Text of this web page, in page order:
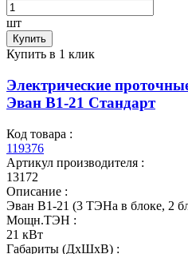
шт
Купить
Купить в 1 клик
Электрические
Эван В1-21 Стандарт
Код товара :
119376
Артикул производителя :
13172
Описание :
Эван В1-21 (3 ТЭНа в блоке, 2
Мощн.ТЭН :
21 кВт
Габариты (ДхШхВ) :